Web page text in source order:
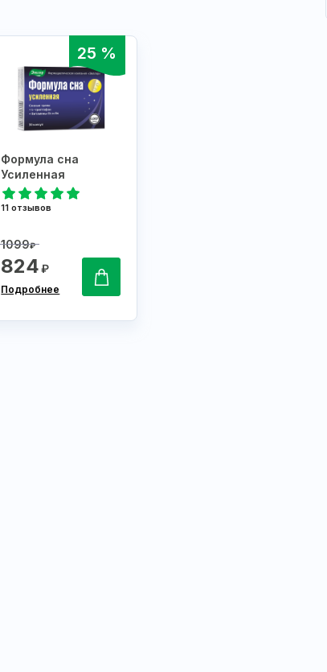
25 %
Формула сна
Усиленная
11 отзывов
1099₽
824₽
Подробнее